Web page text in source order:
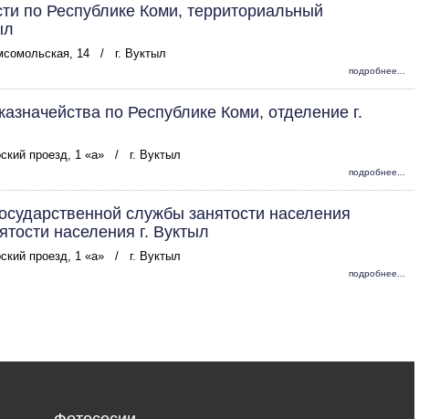
по Республике Коми, территориальный
14 / г. Вуктыл
подробнее...
по Республике Коми, отделение г.
проезд, 1 «а» / г. Вуктыл
подробнее...
службы занятости населения
населения г. Вуктыл
проезд, 1 «а» / г. Вуктыл
подробнее...